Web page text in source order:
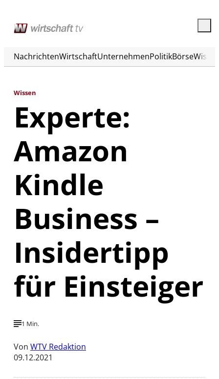
NachrichtenWirtschaftUnternehmenPolitikBörse
Wissen
Experte:
Amazon
Kindle
Business –
Insidertipp
für Einsteiger
1 Min.
Von WTV Redaktion
09.12.2021